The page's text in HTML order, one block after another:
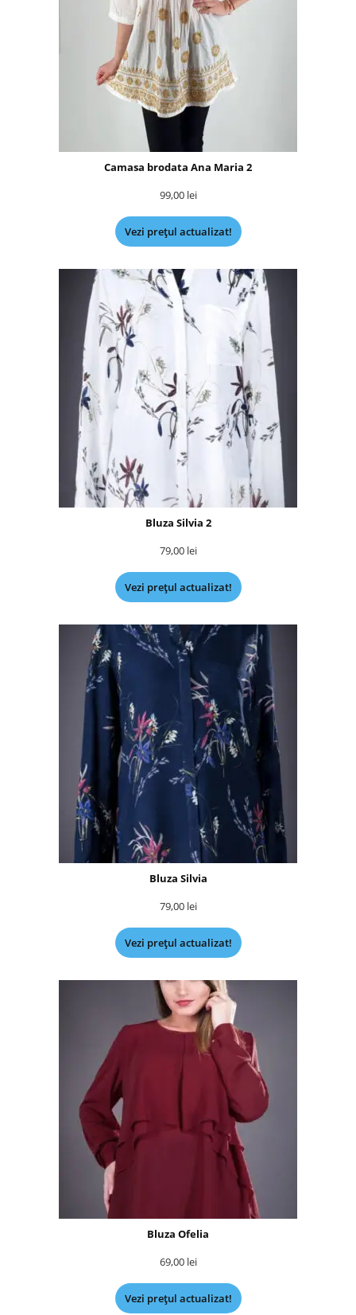
Camasa brodata Ana Maria 2
99,00 lei
Vezi prețul actualizat!
Bluza Silvia 2
79,00 lei
Vezi prețul actualizat!
Bluza Silvia
79,00 lei
Vezi prețul actualizat!
Bluza Ofelia
69,00 lei
Vezi prețul actualizat!